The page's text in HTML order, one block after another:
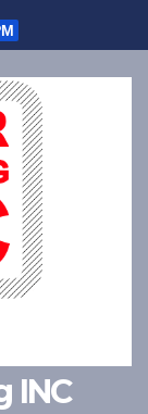
INC